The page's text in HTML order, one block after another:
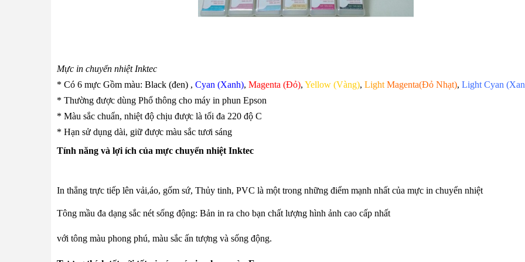
Mực in chuyển nhiệt Inktec
* Có 6 mực Gồm màu: Black (đen) , Cyan (Xanh), Magenta (Đỏ), Yellow (Vàng), Light Magenta(Đỏ Nhạt), Light Cyan
* Thường được dùng Phổ thông cho máy in phun Epson
* Màu sắc chuẩn, nhiệt độ chịu được là tối đa 220 độ C
* Hạn sử dụng dài, giữ được màu sắc tươi sáng
Tính năng và lợi ích của mực chuyển nhiệt Inktec
In thẳng trực tiếp lên vải,áo, gốm sứ, Thủy tinh, PVC là một trong những điểm mạnh nhất của mực in chuyển nhiệt
Tông mầu đa dạng sắc nét sống động: Bản in ra cho bạn chất lượng hình ảnh cao cấp nhất
với tông màu phong phú, màu sắc ấn tượng và sống động.